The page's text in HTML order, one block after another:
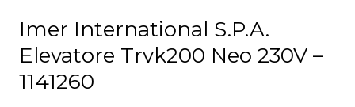
Imer International S.P.A.
Elevatore Trvk200 Neo 230V –
1141260